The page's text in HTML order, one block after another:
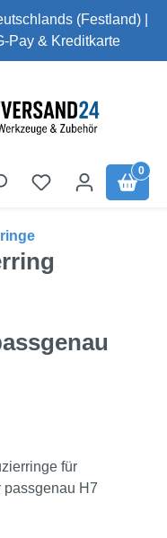
(Festland) |
Pay & Kreditkarte
0